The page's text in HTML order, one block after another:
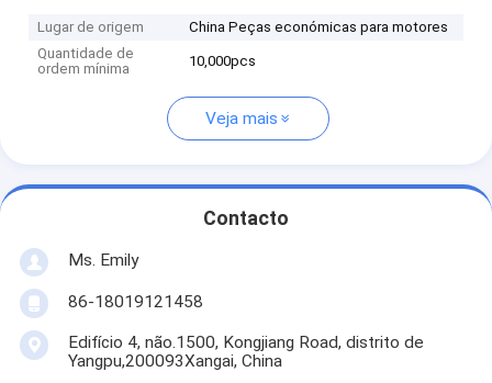
Lugar de origem
China Peças económicas para motores
Quantidade de
ordem mínima
10,000pcs
Veja mais
Contacto
Ms. Emily
86-18019121458
Edifício 4, não.1500, Kongjiang Road, distrito de
Yangpu,200093Xangai, China